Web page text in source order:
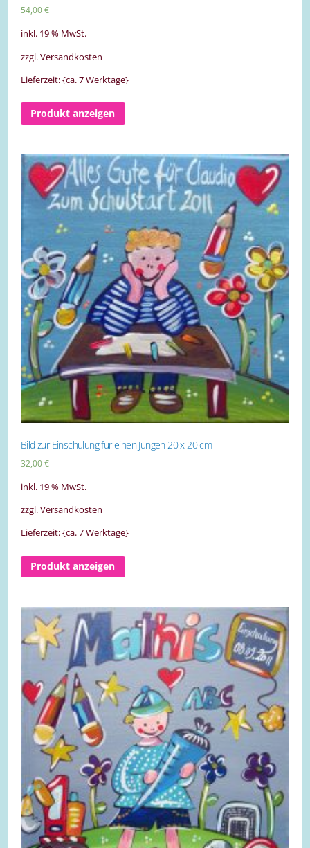
54,00€
inkl. 19 % MwSt.
zzgl. Versandkosten
Lieferzeit: {ca. 7 Werktage}
Produkt anzeigen
Bild zur Einschulung für einen Jungen 20 x 20 cm
32,00€
inkl. 19 % MwSt.
zzgl. Versandkosten
Lieferzeit: {ca. 7 Werktage}
Produkt anzeigen